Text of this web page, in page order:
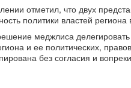
отметил, что двух
политики властей
меджлиса
и ее политических,
без согласия и